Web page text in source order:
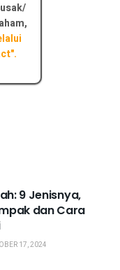
9 Jenisnya,
dan Cara
17, 2024